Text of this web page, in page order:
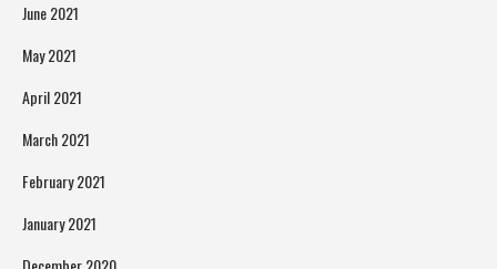
June 2021
May 2021
April 2021
March 2021
February 2021
January 2021